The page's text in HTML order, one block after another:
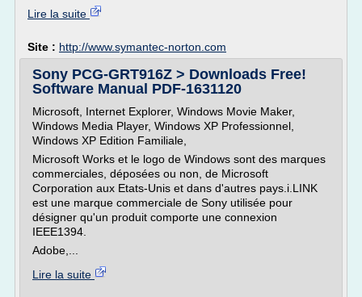
Lire la suite
Site : http://www.symantec-norton.com
Sony PCG-GRT916Z > Downloads Free!
Software Manual PDF-1631120
Microsoft, Internet Explorer, Windows Movie Maker,
Windows Media Player, Windows XP Professionnel,
Windows XP Edition Familiale,
Microsoft Works et le logo de Windows sont des marques
commerciales, déposées ou non, de Microsoft
Corporation aux Etats-Unis et dans d'autres pays.i.LINK
est une marque commerciale de Sony utilisée pour
désigner qu'un produit comporte une connexion
IEEE1394.
Adobe,...
Lire la suite